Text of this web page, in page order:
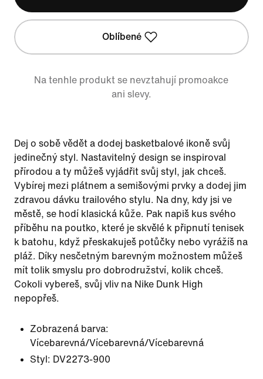
Oblíbené
Na tenhle produkt se nevztahují promoakce
ani slevy.
Dej o sobě vědět a dodej basketbalové ikoně svůj
jedinečný styl. Nastavitelný design se inspiroval
přírodou a ty můžeš vyjádřit svůj styl, jak chceš.
Vybírej mezi plátnem a semišovými prvky a dodej jim
zdravou dávku trailového stylu. Na dny, kdy jsi ve
městě, se hodí klasická kůže. Pak napiš kus svého
příběhu na poutko, které je skvělé k připnutí tenisek
k batohu, když přeskakuješ potůčky nebo vyrážíš na
pláž. Díky nesčetným barevným možnostem můžeš
mít tolik smyslu pro dobrodružství, kolik chceš.
Cokoli vybereš, svůj vliv na Nike Dunk High
nepopřeš.
Zobrazená barva:
Vícebarevná/Vícebarevná/Vícebarevná
Styl: DV2273-900